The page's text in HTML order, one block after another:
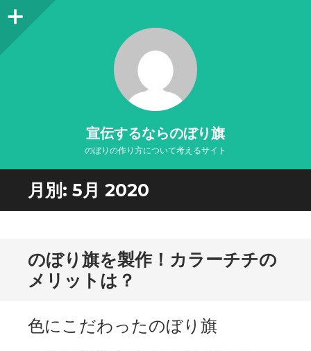
宣伝するならのぼり旗
のぼりの作り方について考えるサイト
月別: 5月 2020
のぼり旗を製作！カラーチチの
メリットは？
色にこだわったのぼり旗